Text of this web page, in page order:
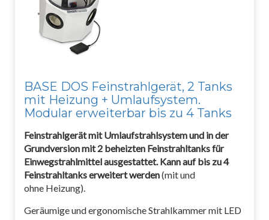
BASE DOS Feinstrahlgerät, 2 Tanks
mit Heizung + Umlaufsystem.
Modular erweiterbar bis zu 4 Tanks
Feinstrahlgerät mit Umlaufstrahlsystem und in der
Grundversion mit 2 beheizten Feinstrahltanks für
Einwegstrahlmittel ausgestattet. Kann auf bis zu 4
Feinstrahltanks erweitert werden(mit und
ohne Heizung).
Geräumige und ergonomische Strahlkammer mit LED